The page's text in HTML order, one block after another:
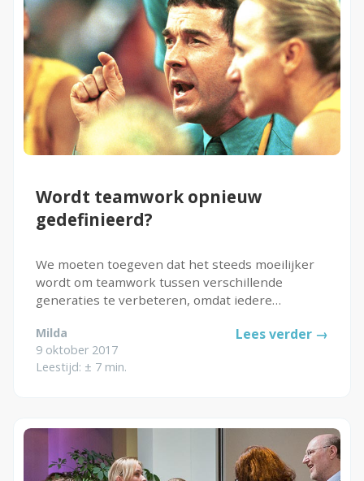
Wordt teamwork opnieuw
gedefinieerd?
We moeten toegeven dat het steeds moeilijker
wordt om teamwork tussen verschillende
generaties te verbeteren, omdat iedere
communicatie. Toch is het juist de communicatie
die essentieel is voor goed teamwork...
Milda
9 oktober 2017
Leestijd: ± 7 min.
Lees verder →